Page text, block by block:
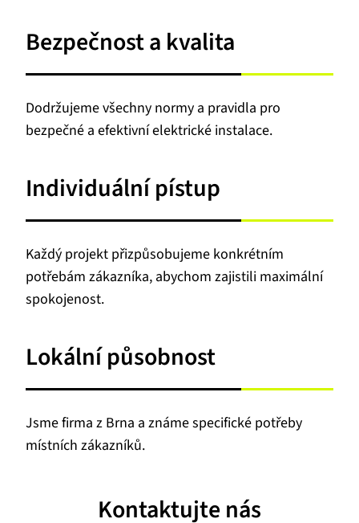
Bezpečnost a kvalita
Dodržujeme všechny normy a pravidla pro
bezpečné a efektivní elektrické instalace.
Individuální pístup
Každý projekt přizpůsobujeme konkrétním
potřebám zákazníka, abychom zajistili maximální
spokojenost.
Lokální působnost
Jsme firma z Brna a známe specifické potřeby
místních zákazníků.
Kontaktujte nás